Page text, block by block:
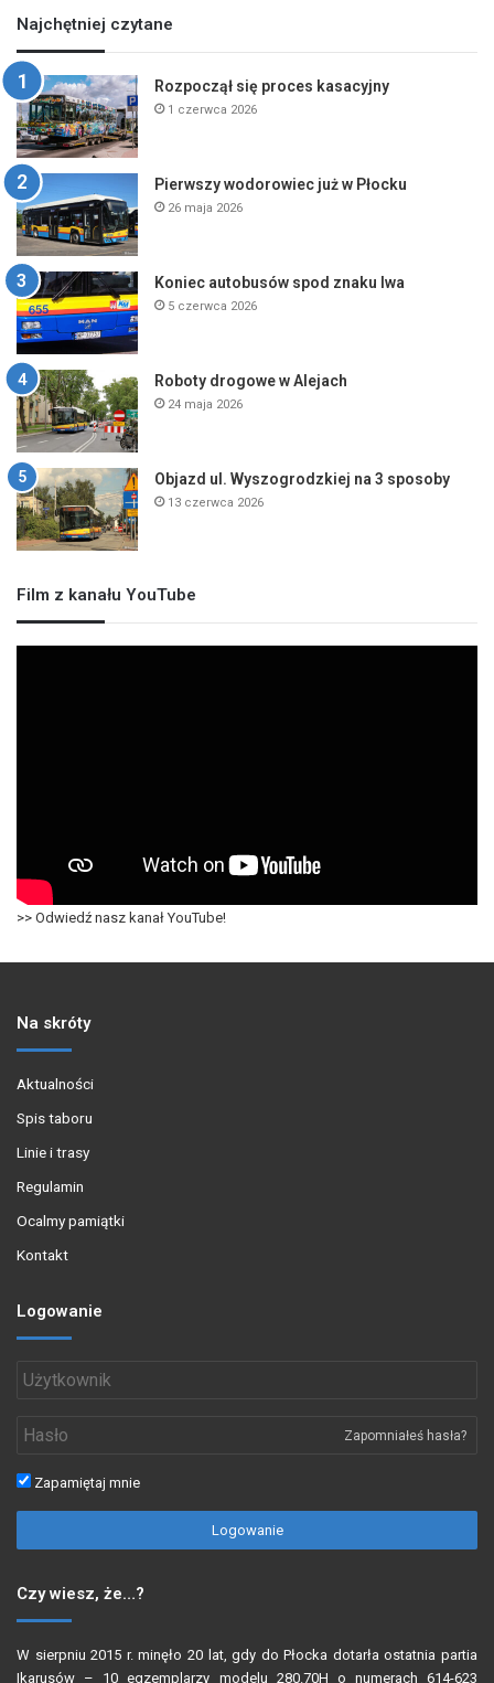
Najchętniej czytane
Rozpoczął się proces kasacyjny
1 czerwca 2026
Pierwszy wodorowiec już w Płocku
26 maja 2026
Koniec autobusów spod znaku lwa
5 czerwca 2026
Roboty drogowe w Alejach
24 maja 2026
Objazd ul. Wyszogrodzkiej na 3 sposoby
13 czerwca 2026
Film z kanału YouTube
>> Odwiedź nasz kanał YouTube!
Na skróty
Aktualności
Spis taboru
Linie i trasy
Regulamin
Ocalmy pamiątki
Kontakt
Logowanie
Zapomniałeś hasła?
Zapamiętaj mnie
Logowanie
Czy wiesz, że…?
W sierpniu 2015 r. minęło 20 lat, gdy do Płocka dotarła ostatnia partia
Ikarusów – 10 egzemplarzy modelu 280.70H o numerach 614-623